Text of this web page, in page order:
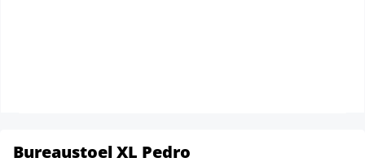
Bureaustoel XL Pedro